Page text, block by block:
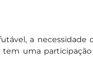
a necessidade
tem uma